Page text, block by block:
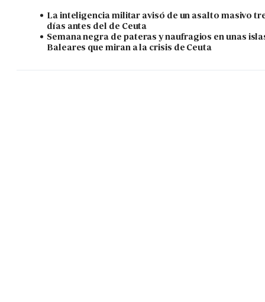
La inteligencia militar avisó de un asalto masivo
días antes del de Ceuta
Semana negra de pateras y naufragios en unas
Baleares que miran a la crisis de Ceuta